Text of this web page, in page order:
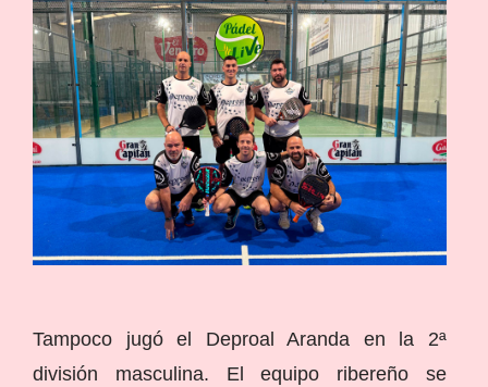
Tampoco jugó el Deproal Aranda en la 2ª
división masculina. El equipo ribereño se